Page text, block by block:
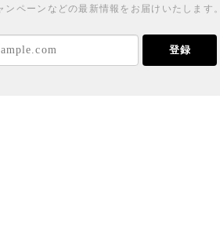
ンペーンなどの最新情報をお届けいたします。
登録